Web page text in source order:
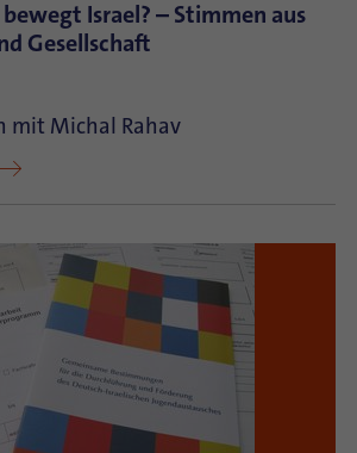
Israel? – Stimmen aus
Gesellschaft
mit Michal Rahav